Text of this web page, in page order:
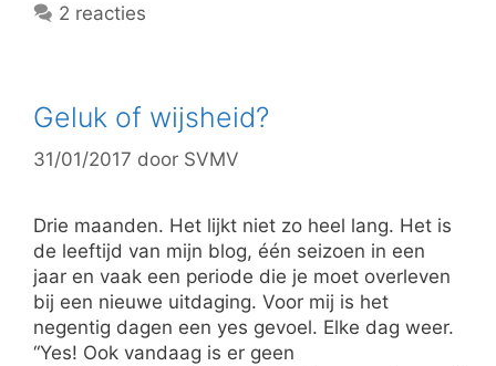
2 reacties
Geluk of wijsheid?
31/01/2017 door SVMV
Drie maanden. Het lijkt niet zo heel lang. Het is
de leeftijd van mijn blog, één seizoen in een
jaar en vaak een periode die je moet overleven
bij een nieuwe uitdaging. Voor mij is het
negentig dagen een yes gevoel. Elke dag weer.
“Yes! Ook vandaag is er geen